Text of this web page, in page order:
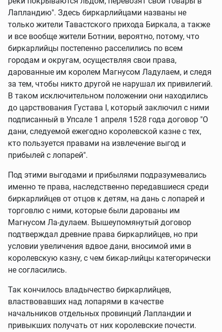
Лапландию". Здесь биркарлийцами названы не
только жители Тавастского прихода Биркала, а также
и все вообще жители Ботнии, вероятно, потому, что
биркарлийцы постепенно расселились по всем
городам и округам, осуществляя свои права,
дарованные им королем Магнусом Ладулаем, и следя
за тем, чтобы никто другой не нарушал их привилегий.
В таком исключительном положении они находились
до царствования Густава I, который заключил с ними
подписанный в Упсале 1 апреля 1528 года договор "О
дани, следуемой ежегодно королевской казне с тех,
кто пользуется правами на извлечение выгод и
прибылей с лопарей".
Под этими выгодами и прибылями подразумевались
именно те права, наследственно передавшиеся среди
биркарлийцев от отцов к детям, на дань с лопарей и
торговлю с ними, которые были дарованы им
Магнусом Ла-дулаем. Вышеупомянутый договор
подтверждал древние права биркарлийцев, но при
условии увеличения вдвое дани, вносимой ими в
королевскую казну, с чем бикар-лийцы категорически
не согласились.
Так кончилось владычество биркарлийцев,
властвовавших над лопарями в качестве
начальников отдельных провинций Лапландии и
привыкших получать от них королевские почести.